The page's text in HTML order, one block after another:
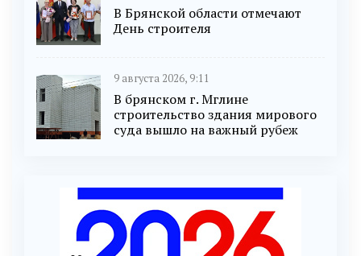
В Брянской области отмечают
День строителя
9 августа 2026, 9:11
В брянском г. Мглине
строительство здания мирового
суда вышло на важный рубеж